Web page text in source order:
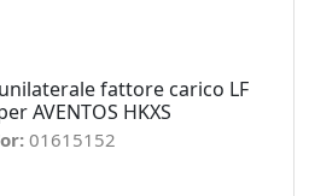
fattore carico LF
AVENTOS HKXS
01615152